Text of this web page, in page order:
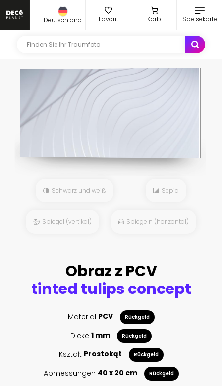
Deutschland Favorit Korb Speisekarte
Schwarz und weiß Sepia
Spiegel (vertikal) Spiegeln (horizontal)
Obraz z PCV
tinted tulips concept
Material PCV Rückgeld
Dicke 1 mm Rückgeld
Kształt Prostokąt Rückgeld
Abmessungen 40 x 20 cm Rückgeld